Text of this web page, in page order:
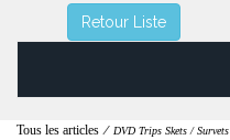
Retour Liste
Tous les articles / DVD Trips Skets / Survets